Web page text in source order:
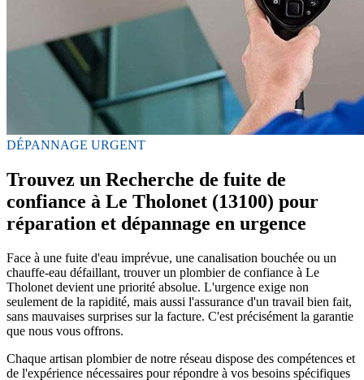
DÉPANNAGE URGENT
Trouvez un Recherche de fuite de
confiance à Le Tholonet (13100) pour
réparation et dépannage en urgence
Face à une fuite d'eau imprévue, une canalisation bouchée ou un
chauffe-eau défaillant, trouver un plombier de confiance à Le
Tholonet devient une priorité absolue. L'urgence exige non
seulement de la rapidité, mais aussi l'assurance d'un travail bien fait,
sans mauvaises surprises sur la facture. C'est précisément la garantie
que nous vous offrons.
Chaque artisan plombier de notre réseau dispose des compétences et
de l'expérience nécessaires pour répondre à vos besoins spécifiques